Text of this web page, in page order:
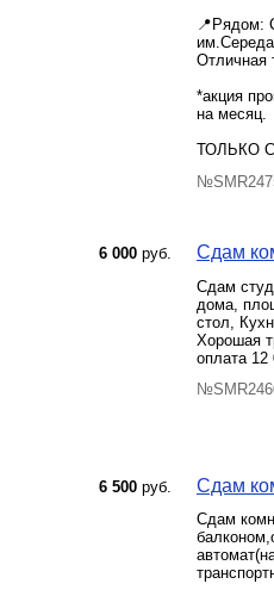
📍Рядом:
Отличная
*акция
на месяц.
ТОЛЬКО
6 000 руб. Сдам
Сдам
дома,
стол,
Хорошая
оплата
6 500 руб. Сдам
Сдам